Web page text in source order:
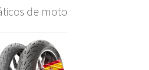
de moto